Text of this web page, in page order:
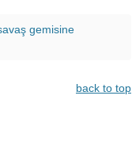
gemisine
back to top